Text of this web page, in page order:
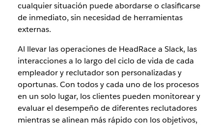
cualquier situación puede abordarse o clasificarse
de inmediato, sin necesidad de herramientas
externas.
Al llevar las operaciones de HeadRace a Slack, las
interacciones a lo largo del ciclo de vida de cada
empleador y reclutador son personalizadas y
oportunas. Con todos y cada uno de los procesos
en un solo lugar, los clientes pueden monitorear y
evaluar el desempeño de diferentes reclutadores
mientras se alinean más rápido con los objetivos,